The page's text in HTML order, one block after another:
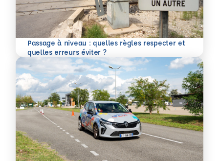
Passage à niveau : quelles règles respecter et
quelles erreurs éviter ?
En savoir plus